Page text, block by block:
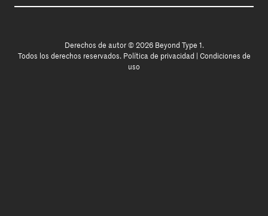
Derechos de autor © 2026 Beyond Type 1.
Todos los derechos reservados. Política de privacidad
Condiciones de
uso